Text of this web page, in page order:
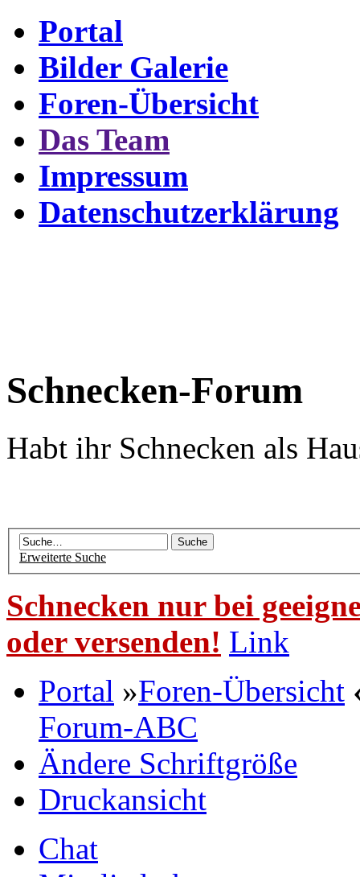
Portal
Bilder Galerie
Foren-Übersicht
Das Team
Impressum
Datenschutzerklärung
Schnecken-Forum
Habt ihr Schnecken als
Erweiterte Suche
Schnecken nur bei
oder versenden! Link
Portal »Foren-Übersicht
Forum-ABC
Ändere Schriftgröße
Druckansicht
Chat